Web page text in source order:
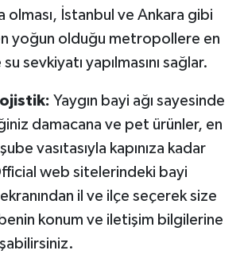
olması, İstanbul ve Ankara gibi
yoğun olduğu metropollere en
su sevkiyatı yapılmasını sağlar.
Yaygın bayi ağı sayesinde
damacana ve pet ürünler, en
vasıtasıyla kapınıza kadar
web sitelerindeki bayi
il ve ilçe seçerek size
konum ve iletişim bilgilerine